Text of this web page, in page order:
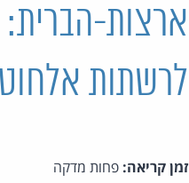
ארצות-הברית:
לרשתות
זמן קריאה: פחות מדקה